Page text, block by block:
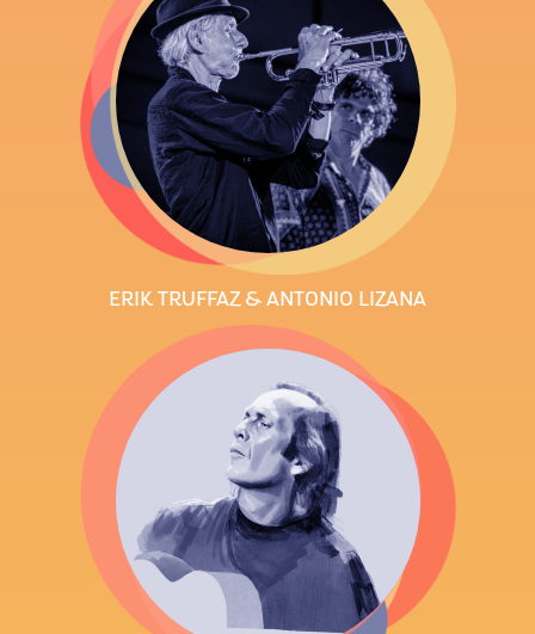
ERIK TRUFFAZ & ANTONIO LIZANA